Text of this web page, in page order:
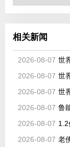
相关新闻
2026-08-07 世
2026-08-07 世
2026-08-07 世界
2026-08-07 鲁能
2026-08-07 1.2
2026-08-07 老佛